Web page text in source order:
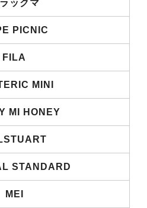
ックマ
PICNIC
FILA
MINI
MI HONEY
STANDARD
MEI